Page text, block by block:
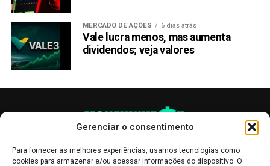
Gerenciar o consentimento
Para fornecer as melhores experiências, usamos tecnologias como
cookies para armazenar e/ou acessar informações do dispositivo. O
MERCADO DE AÇÕES 6 dias atrás
Vale lucra menos, mas aumenta
dividendos; veja valores